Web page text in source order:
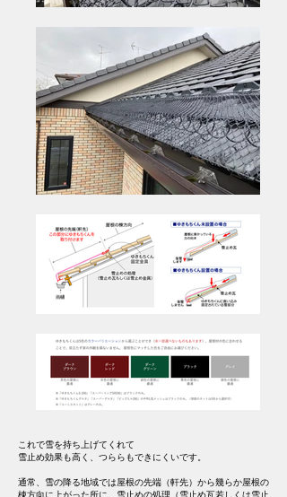
これで雪を持ち上げてくれて
雪止め効果も高く、つららもできにくいです。
通常、雪の降る地域では屋根の先端（軒先）から幾らか屋根の
棟方向に上がった所に、雪止めの処理（雪止め瓦若しくは雪止